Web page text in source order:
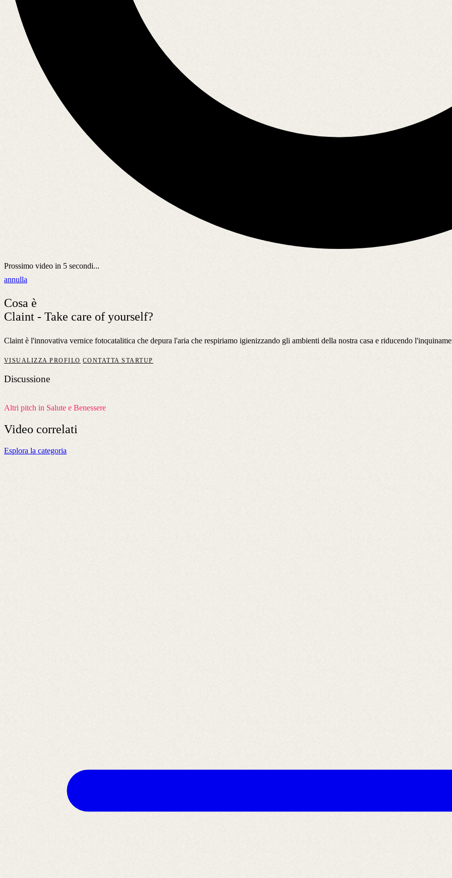
Prossimo video in 5 secondi...
annulla
Cosa è
Claint - Take care of yourself?
Claint è l'innovativa vernice fotocatalitica che depura l'aria che respiriamo igienizzando gli ambienti della nostra casa e riducendo
VISUALIZZA PROFILO CONTATTA STARTUP
Discussione
Altri pitch in Salute e Benessere
Video correlati
Esplora la categoria